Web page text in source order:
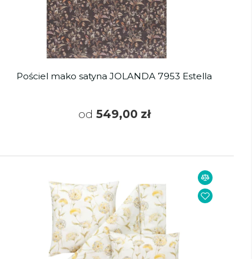
Pościel mako satyna JOLANDA 7953 Estella
od 549,00 zł